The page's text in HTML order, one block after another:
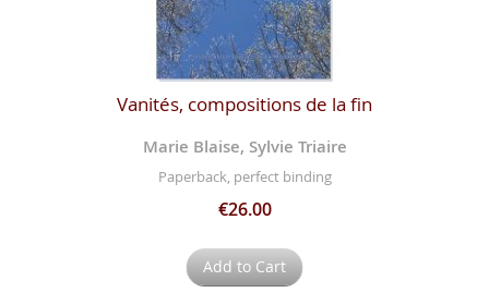
Vanités, compositions de la fin
Marie Blaise, Sylvie Triaire
Paperback, perfect binding
€26.00
Add to Cart